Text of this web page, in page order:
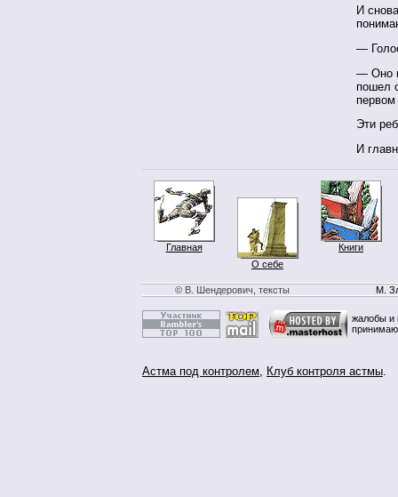
И
—
— Оно
пошел
первом
Эти
И
Главная
О себе
Книги
© В. Шендерович, тексты М.
жалобы и
Астма под контролем, Клуб контроля астмы.